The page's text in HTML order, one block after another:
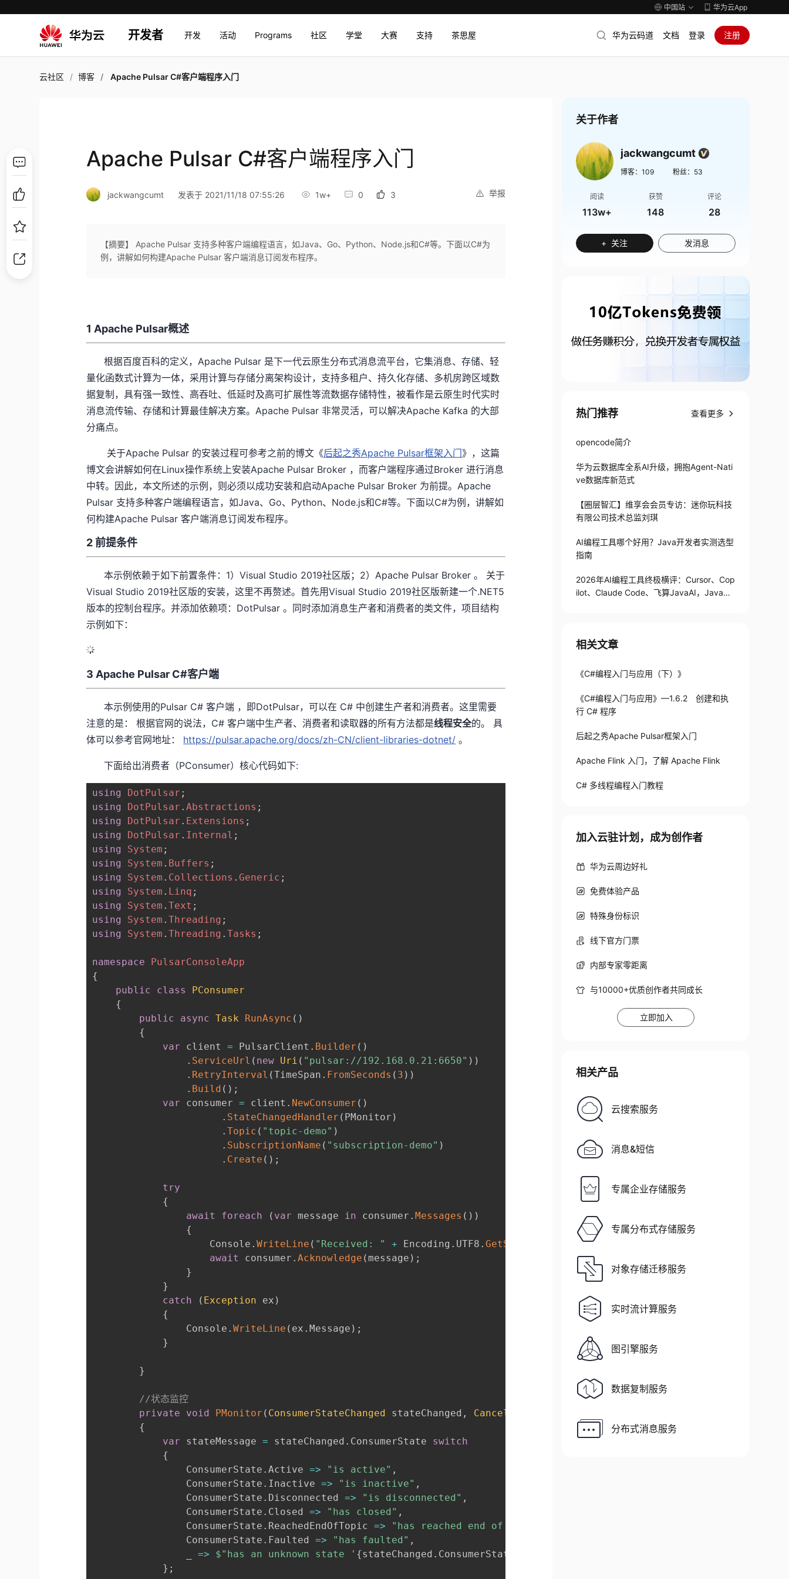
中国站 华为云App
开发者 开发 活动 Programs 社区 学堂 大赛 支持 茶思屋 华为云码道 文档 登录 注册
云社区 博客 Apache Pulsar C#客户端程序入门
Apache Pulsar C#客户端程序入门
举报
jackwangcumt 发表于 2021/11/18 07:55:26 1w+ 0 3
【摘要】 Apache Pulsar 支持多种客户端编程语言，如Java、Go、Python、Node.js和C#等。下面以C#为
例，讲解如何构建Apache Pulsar 客户端消息订阅发布程序。
1 Apache Pulsar概述
根据百度百科的定义，Apache Pulsar 是下一代云原生分布式消息流平台，它集消息、存储、轻
量化函数式计算为一体，采用计算与存储分离架构设计，支持多租户、持久化存储、多机房跨区域数
据复制，具有强一致性、高吞吐、低延时及高可扩展性等流数据存储特性，被看作是云原生时代实时
消息流传输、存储和计算最佳解决方案。Apache Pulsar 非常灵活，可以解决Apache Kafka 的大部
分痛点。
关于Apache Pulsar 的安装过程可参考之前的博文《后起之秀Apache Pulsar框架入门》，这篇
博文会讲解如何在Linux操作系统上安装Apache Pulsar Broker ，而客户端程序通过Broker 进行消息
中转。因此，本文所述的示例，则必须以成功安装和启动Apache Pulsar Broker 为前提。Apache
Pulsar 支持多种客户端编程语言，如Java、Go、Python、Node.js和C#等。下面以C#为例，讲解如
何构建Apache Pulsar 客户端消息订阅发布程序。
2 前提条件
本示例依赖于如下前置条件：1）Visual Studio 2019社区版；2）Apache Pulsar Broker 。 关于
Visual Studio 2019社区版的安装，这里不再赘述。首先用Visual Studio 2019社区版新建一个.NET5
版本的控制台程序。并添加依赖项：DotPulsar 。同时添加消息生产者和消费者的类文件，项目结构
示例如下：
3 Apache Pulsar C#客户端
本示例使用的Pulsar C# 客户端 ，即DotPulsar，可以在 C# 中创建生产者和消费者。这里需要
注意的是： 根据官网的说法，C# 客户端中生产者、消费者和读取器的所有方法都是线程安全的。 具
体可以参考官网地址： https://pulsar.apache.org/docs/zh-CN/client-libraries-dotnet/ 。
下面给出消费者（PConsumer）核心代码如下:
using DotPulsar ;
using
DotPulsar .Abstractions ;
using
DotPulsar . Extensions ;
using
DotPulsar . Internal ;
using
System ;
using
System . Buffers ;
using
System . Collections .Generic ;
using
System . Linq ;
using
System .Text ;
using
System .Threading ;
using
System .Threading .Tasks ;
namespace
PulsarConsoleApp
{
public
class
PConsumer
{
public
async Task RunAsync ( )
{
var client = PulsarClient . Builder ( )
. ServiceUrl ( new Uri ( "pulsar://192.168.0.21:6650" ) )
. RetryInterval (TimeSpan . FromSeconds ( 3 ) )
. Build ( ) ;
var consumer = client . NewConsumer ( )
. StateChangedHandler ( PMonitor )
.Topic ( "topic-demo" )
. SubscriptionName ( "subscription-demo" )
. Create ( ) ;
try
{
await
foreach ( var message in consumer .Messages ( ) )
{
                    Console
.WriteLine ( "Received: " + Encoding . UTF8 .GetString message.Value
await
consumer .Acknowledge ( message ) ;
}
}
catch
( Exception ex )
{
                Console
.WriteLine ( ex .Message ) ;
}
}
//状态监控
private
void PMonitor ( ConsumerStateChanged stateChanged , CancellationToken
{
var stateMessage = stateChanged . ConsumerState switch
{
                ConsumerState
.Active => "is active" ,
                ConsumerState
. Inactive => "is inactive" ,
                ConsumerState
. Disconnected => "is disconnected" ,
                ConsumerState
. Closed => "has closed" ,
                ConsumerState
. ReachedEndOfTopic => "has reached end of topic"
                ConsumerState
. Faulted => "has faulted" ,
                _
=> $"has an unknown state ' {stateChanged . ConsumerState
} ;
关于作者
jackwangcumt
博客： 109 粉丝： 53
阅读
113w+
获赞
148
评论
28
+ 关注 发消息
热门推荐 查看更多
opencode简介
华为云数据库全系AI升级，拥抱Agent-Nati
ve数据库新范式
【圈层智汇】维享会会员专访：迷你玩科技
有限公司技术总监刘琪
AI编程工具哪个好用？Java开发者实测选型
指南
2026年AI编程工具终极横评：Cursor、Cop
ilot、Claude Code、飞算JavaAI，Java开
相关文章
《C#编程入门与应用（下）》
《C#编程入门与应用》—1.6.2 创建和执
行 C# 程序
后起之秀Apache Pulsar框架入门
Apache Flink 入门，了解 Apache Flink
C# 多线程编程入门教程
加入云驻计划，成为创作者
华为云周边好礼
免费体验产品
特殊身份标识
线下官方门票
内部专家零距离
与10000+优质创作者共同成长
立即加入
相关产品
云搜索服务
消息&短信
专属企业存储服务
专属分布式存储服务
对象存储迁移服务
实时流计算服务
图引擎服务
数据复制服务
分布式消息服务